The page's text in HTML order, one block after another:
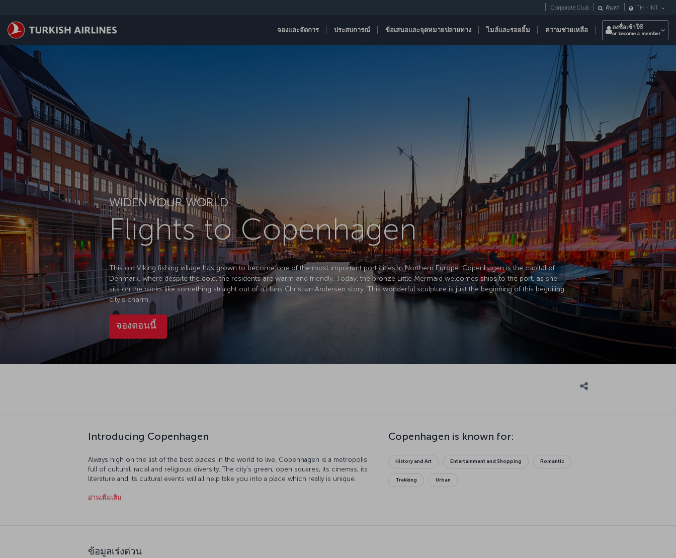
จองและจัดการ ประสบการณ์ ข้อเสนอและจุดหมายปลายทาง ไมล์และรอยยิ้ม ความช่วยเหลือ
Corporate Club ค้นหา TH - INT
ลงชื่อเข้าใช้
or become a member
WIDEN YOUR WORLD
Flights to Copenhagen
This old Viking fishing village has grown to become one of the most important port cities in Northern Europe. Copenhagen is the capital of
Denmark, where despite the cold, the residents are warm and friendly. Today, the bronze Little Mermaid welcomes ships to the port, as she
sits on the rocks like something straight out of a Hans Christian Andersen story. This wonderful sculpture is just the beginning of this beguiling
city's charm.
จองตอนนี้
Introducing Copenhagen
Always high on the list of the best places in the world to live, Copenhagen is a metropolis
full of cultural, racial and religious diversity. The city’s green, open squares, its cinemas, its
literature and its cultural events will all help take you into a place which really is unique.
to create dishes which are one of a kind, particularly when it comes to seafood. You'll find
of unforgettable discovery.
อ่านเพิ่มเติม
Copenhagen is known for:
History and Art Entertainment and Shopping Romantic
Trekking Urban
ข้อมูลเร่งด่วน